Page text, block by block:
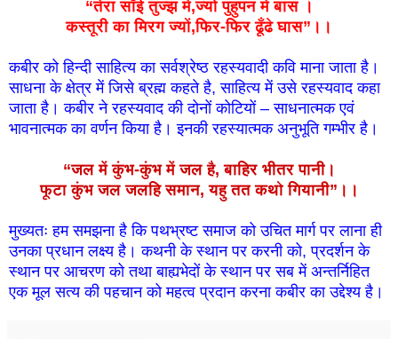
“तेरा साँई तुज्झ में,ज्यों पुहुपन में बास ।
कस्तूरी का मिरग ज्यों,फिर-फिर ढूँढे घास”।।
कबीर को हिन्दी साहित्य का सर्वश्रेष्ठ रहस्यवादी कवि माना जाता है।
साधना के क्षेत्र में जिसे ब्रह्म कहते है, साहित्य में उसे रहस्यवाद कहा
जाता है। कबीर ने रहस्यवाद की दोनों कोटियों – साधनात्मक एवं
भावनात्मक का वर्णन किया है। इनकी रहस्यात्मक अनुभूति गम्भीर है।
“जल में कुंभ-कुंभ में जल है, बाहिर भीतर पानी।
फूटा कुंभ जल जलहि समान, यहु तत कथो गियानी”।।
मुख्यतः हम समझना है कि पथभ्रष्ट समाज को उचित मार्ग पर लाना ही
उनका प्रधान लक्ष्य है। कथनी के स्थान पर करनी को, प्रदर्शन के
स्थान पर आचरण को तथा बाह्यभेदों के स्थान पर सब में अन्तर्निहित
एक मूल सत्य की पहचान को महत्व प्रदान करना कबीर का उद्देश्य है।